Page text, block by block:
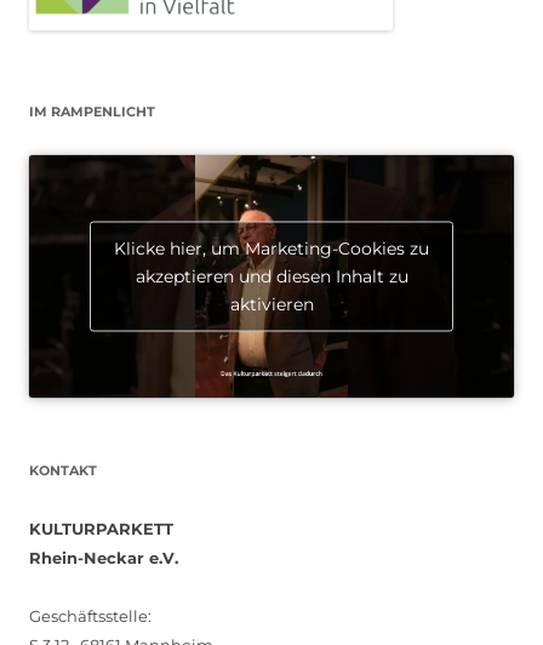
IM RAMPENLICHT
Klicke hier, um Marketing-Cookies zu
akzeptieren und diesen Inhalt zu
aktivieren
KONTAKT
KULTURPARKETT
Rhein-Neckar e.V.
Geschäftsstelle: